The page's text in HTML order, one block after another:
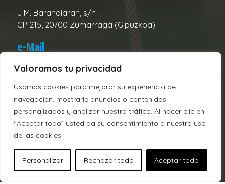
Valoramos tu privacidad
Usamos cookies para mejorar su experiencia de
navegación, mostrarle anuncios o contenidos
personalizados y analizar nuestro tráfico. Al hacer clic en
“Aceptar todo” usted da su consentimiento a nuestro uso
de las cookies.
Personalizar Rechazar todo Aceptar todo
J.M. Barandiaran, s/n
CP 215, 20700 Zumarraga (Gipuzkoa)
e-Mail
Club:urolake@urolake.eus
Telefonos
Campo:943720312
Oficina:943721928